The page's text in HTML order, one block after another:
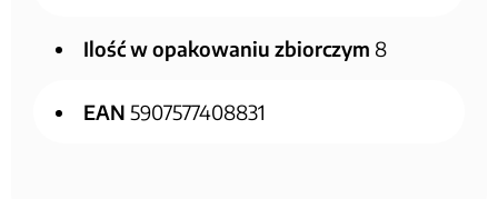
Ilość w opakowaniu zbiorczym 8
EAN 5907577408831